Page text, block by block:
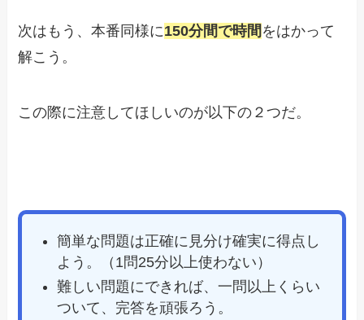
次はもう、本番同様に150分間で時間 をはかって
解こう。
この際に注意してほしいのが以下の２つだ。
簡単な問題は正確に見分け確実に得点し
よう。（1問25分以上使わない）
難しい問題にできれば、一問以上くらい
ついて、完答を頑張ろう。